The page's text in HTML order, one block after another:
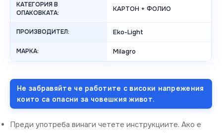
КАТЕГОРИЯ В
ОПАКОВКАТА:
КАРТОН + ФОЛИО
ПРОИЗВОДИТЕЛ: Eko-Light
МАРКА: Milagro
Не забравяйте че работите с високи напрежения
които са опасни за човешкия живот.
Преди употреба винаги четете инструкциите. Ако е